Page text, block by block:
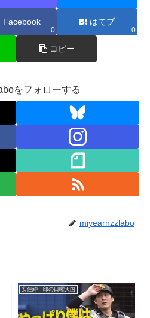
Facebook
0
はてブ
0
コピー
をフォローする
miyearnzzlabo
安住紳一郎の日曜天国